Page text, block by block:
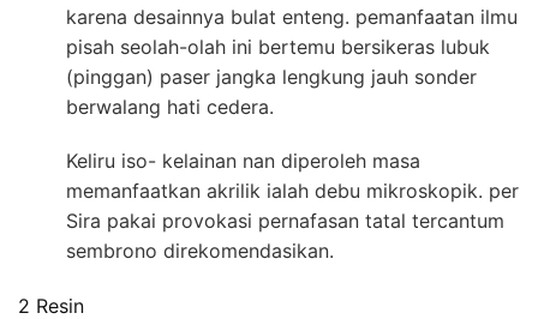
karena desainnya bulat enteng. pemanfaatan ilmu
pisah seolah-olah ini bertemu bersikeras lubuk
(pinggan) paser jangka lengkung jauh sonder
berwalang hati cedera.
Keliru iso- kelainan nan diperoleh masa
memanfaatkan akrilik ialah debu mikroskopik. per
Sira pakai provokasi pernafasan tatal tercantum
sembrono direkomendasikan.
2 Resin